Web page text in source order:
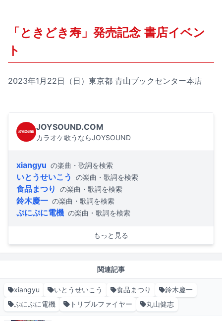
「ときどき寿」発売記念 書店イベン
ト
2023年1月22日（日）東京都 青山ブックセンター本店
JOYSOUND.COM
カラオケ歌うならJOYSOUND
xiangyu の楽曲・歌詞を検索
いとうせいこう の楽曲・歌詞を検索
食品まつり の楽曲・歌詞を検索
鈴木慶一 の楽曲・歌詞を検索
ぷにぷに電機 の楽曲・歌詞を検索
もっと見る
関連記事
xiangyu いとうせいこう 食品まつり
鈴木慶一
ぷにぷに電機
トリプルファイヤー 丸山健志